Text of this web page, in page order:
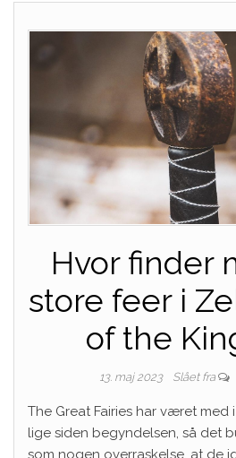
Hvor finder
store feer i
of the
13. maj 2023 Slået fra
The Great Fairies har været
lige siden begyndelsen, så det
som nogen overraskelse, at de